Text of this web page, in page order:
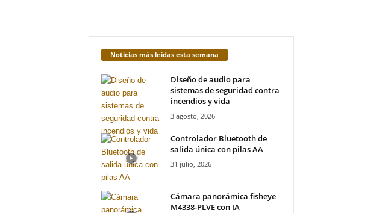
Noticias más leídas esta semana
Diseño de audio para
sistemas de seguridad contra
incendios y vida
3 agosto, 2026
Controlador Bluetooth de
salida única con pilas AA
31 julio, 2026
Cámara panorámica fisheye
M4338-PLVE con IA